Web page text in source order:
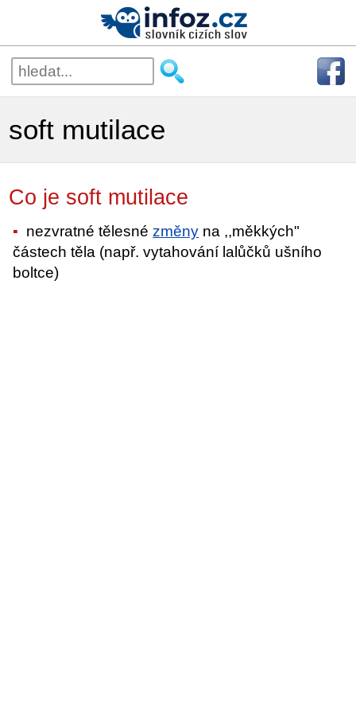
soft mutilace
Co je soft mutilace
nezvratné tělesnézměny na ,,měkkých"
částech těla (např. vytahování lalůčků ušního
boltce)